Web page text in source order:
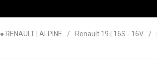
● RENAULT | ALPINE Renault 19 | 16S - 16V